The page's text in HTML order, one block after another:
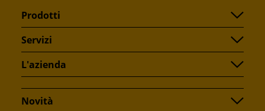
Prodotti
Servizi
L'azienda
Novità